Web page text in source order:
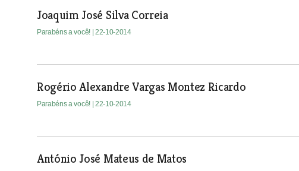
Joaquim José Silva Correia
Parabéns a você! | 22-10-2014
Rogério Alexandre Vargas Montez Ricardo
Parabéns a você! | 22-10-2014
António José Mateus de Matos